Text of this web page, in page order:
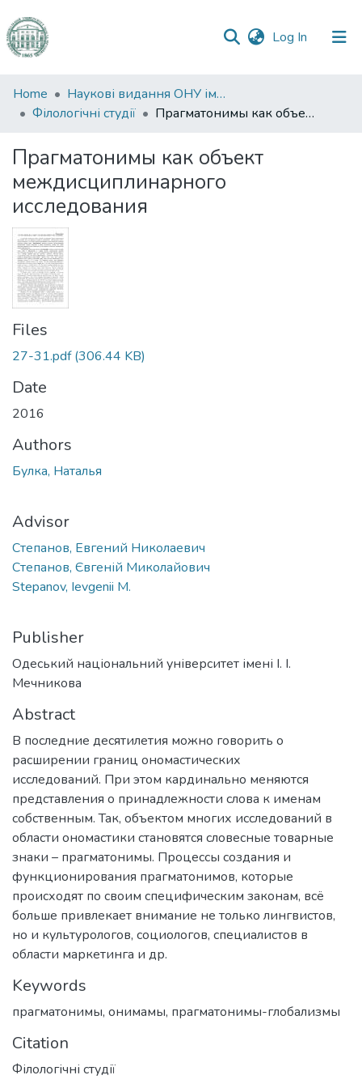
Log In (current)
Communities
&
All of DSpace
Statistics
Home
Наукові видання ОНУ імені І. І. Мечникова
Філологічні студії
Прагматонимы как объект междисциплинарного исследования
Прагматонимы как объект
междисциплинарного
исследования
Files
27-31.pdf(306.44 KB)
Date
2016
Authors
Булка, Наталья
Advisor
Степанов, Евгений Николаевич
Степанов, Євгеній Миколайович
Stepanov, Ievgenii M.
Publisher
Одеський національний університет імені І. І.
Мечникова
Abstract
В последние десятилетия можно говорить о
расширении границ ономастических
исследований. При этом кардинально меняются
представления о принадлежности слова к именам
собственным. Так, объектом многих исследований в
области ономастики становятся словесные товарные
знаки – прагматонимы. Процессы создания и
функционирования прагматонимов, которые
происходят по своим специфическим законам, всё
больше привлекает внимание не только лингвистов,
но и культурологов, социологов, специалистов в
области маркетинга и др.
Keywords
прагматонимы, онимамы, прагматонимы-глобализмы
Citation
Філологічні студії